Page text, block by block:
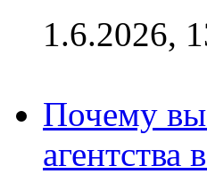
1.6.2026,
Почему